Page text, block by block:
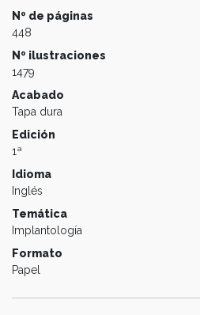
Nº de páginas
448
Nº ilustraciones
1479
Acabado
Tapa dura
Edición
1ª
Idioma
Inglés
Temática
Implantología
Formato
Papel